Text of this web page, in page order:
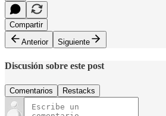
Compartir
Anterior
Siguiente
Discusión sobre este post
Comentarios Restacks